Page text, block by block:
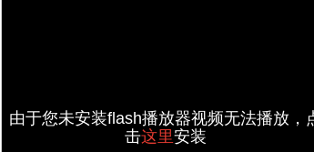
由于您未安装flash播放器视频无法播放，
击这里安装